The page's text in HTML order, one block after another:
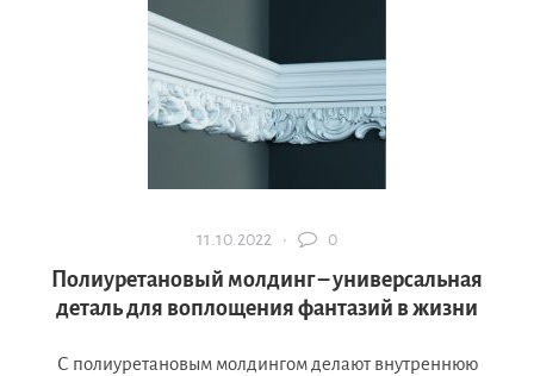
11.10.2022 · 0
Полиуретановый молдинг – универсальная
деталь для воплощения фантазий в жизни
С полиуретановым молдингом делают внутреннюю